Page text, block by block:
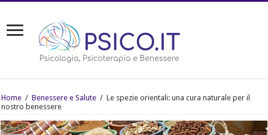
Home / Benessere e Salute / Le spezie orientali: una cura naturale per il
nostro benessere